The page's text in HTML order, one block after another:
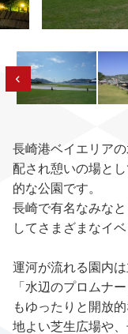
長崎港ベイエリア
配され憩いの場と
的な公園です。
長崎で有名なみな
してさまざまなイ
運河が流れる園内
「水辺のプロムナ
もゆったりと開放
地よい芝生広場や